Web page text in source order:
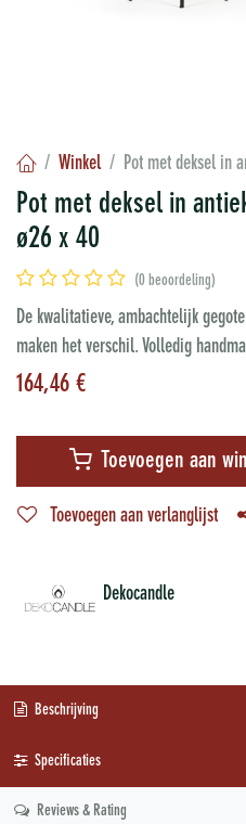
Winkel Pot met deksel in
Pot met deksel in
ø26 x 40
(0 beoordeling)
De kwalitatieve, ambachtelijk
maken het verschil. Volledig
164,46 €
Toevoegen aan
Toevoegen aan verlanglijst
Dekocandle
Beschrijving
Specificaties
Reviews & Rating